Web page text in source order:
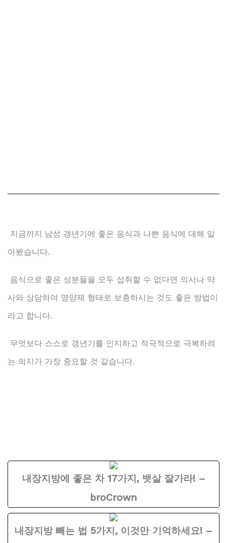
지금까지 남성 갱년기에 좋은 음식과 나쁜 음식에 대해 알
아봤습니다.
음식으로 좋은 성분들을 모두 섭취할 수 없다면 의사나 약
사와 상담하여 영양제 형태로 보충하시는 것도 좋은 방법이
라고 합니다.
무엇보다 스스로 갱년기를 인지하고 적극적으로 극복하려
는 의지가 가장 중요할 것 같습니다.
내장지방에 좋은 차 17가지, 뱃살 잘가라! –
broCrown
내장지방 빼는 법 5가지, 이것만 기억하세요! –